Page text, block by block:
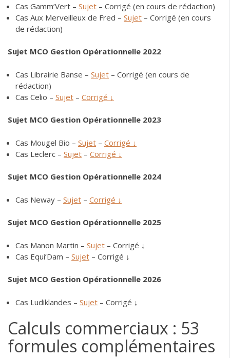
Cas Gamm’Vert – Sujet – Corrigé (en cours de rédaction)
Cas Aux Merveilleux de Fred – Sujet – Corrigé (en cours
de rédaction)
Sujet MCO Gestion Opérationnelle 2022
Cas Librairie Banse – Sujet – Corrigé (en cours de
rédaction)
Cas Celio – Sujet – Corrigé ↓
Sujet MCO Gestion Opérationnelle 2023
Cas Mougel Bio – Sujet – Corrigé ↓
Cas Leclerc – Sujet – Corrigé ↓
Sujet MCO Gestion Opérationnelle 2024
Cas Neway – Sujet – Corrigé ↓
Sujet MCO Gestion Opérationnelle 2025
Cas Manon Martin – Sujet – Corrigé ↓
Cas Equi’Dam – Sujet – Corrigé ↓
Sujet MCO Gestion Opérationnelle 2026
Cas Ludiklandes – Sujet – Corrigé ↓
Calculs commerciaux : 53
formules complémentaires